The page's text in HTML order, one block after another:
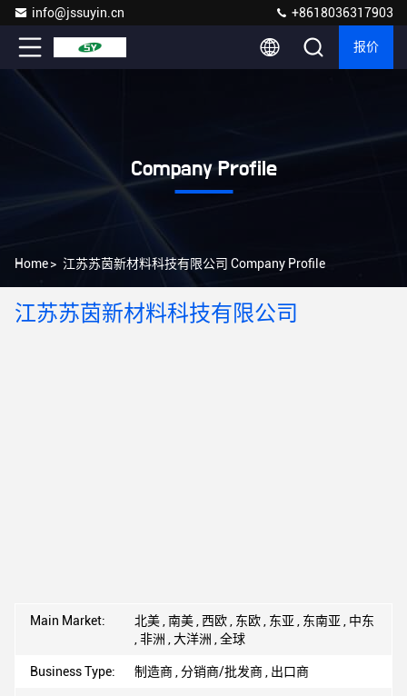
info@jssuyin.cn +8618036317903
报价
Company Profile
Home> 江苏苏茵新材料科技有限公司 Company Profile
江苏苏茵新材料科技有限公司
Main Market:
北美 , 南美 , 西欧 , 东欧 , 东亚 , 东南亚 , 中东
, 非洲 , 大洋洲 , 全球
Business Type: 制造商 , 分销商/批发商 , 出口商